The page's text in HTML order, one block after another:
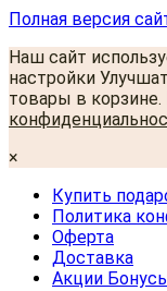
Полная версия
Наш сайт
настройки
товары в
×
Купить
Политика
Оферта
Доставка
Акции